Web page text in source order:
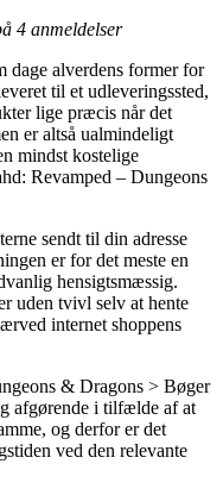
4 anmeldelser
dage alverdens former for
til et udleveringssted,
lige præcis når det
er altså ualmindeligt
mindst kostelige
Revamped – Dungeons
sendt til din adresse
er for det meste en
hensigtsmæssig.
uden tvivl selv at hente
internet shoppens
& Dragons > Bøger
afgørende i tilfælde af at
og derfor er det
ved den relevante